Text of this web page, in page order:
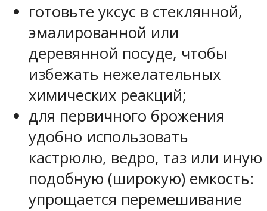
готовьте уксус в стеклянной,
эмалированной или
деревянной посуде, чтобы
избежать нежелательных
химических реакций;
для первичного брожения
удобно использовать
кастрюлю, ведро, таз или иную
подобную (широкую) емкость:
упрощается перемешивание